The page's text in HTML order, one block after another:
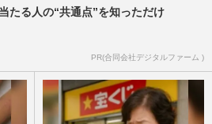
たる人の“共通点”を知っただけ
PR(合同会社デジタルファーム )